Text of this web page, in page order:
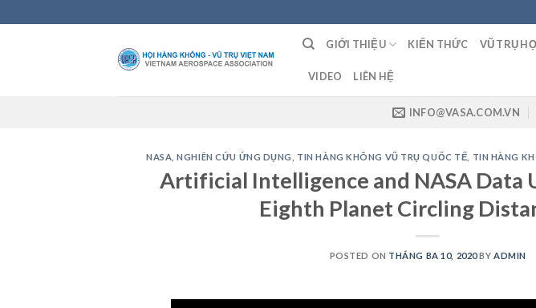
to
GIỚI THIỆU KIẾN THỨC VŨ TRỤ
VIDEO LIÊN HỆ
INFO@VASA.COM.VN
NASA ,NGHIÊN CỨU ỨNG DỤNG TIN HÀNG KHÔNG VŨ TRỤ QUỐC TẾ TIN HÀNG
Artificial Intelligence and NASA Data
Eighth Planet Circling
POSTED ON THÁNG BA 10, 2020BY ADMIN